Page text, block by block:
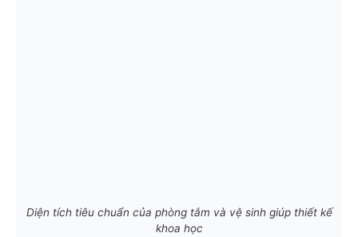
Diện tích tiêu chuẩn của phòng tắm và vệ sinh giúp thiết kế
khoa học